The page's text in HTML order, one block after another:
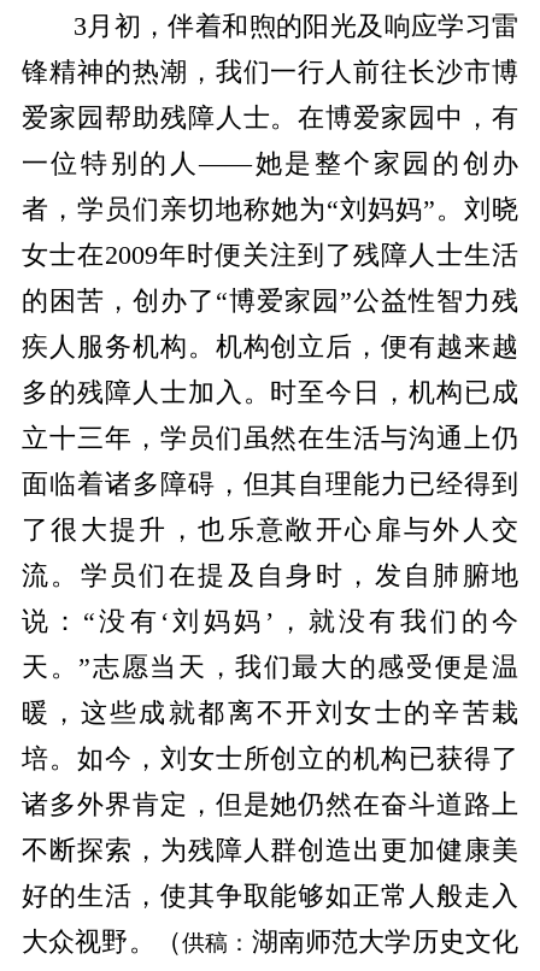
3月初，伴着和煦的阳光及响应学习雷
锋精神的热潮，我们一行人前往长沙市博
爱家园帮助残障人士。在博爱家园中，有
一位特别的人——她是整个家园的创办
者，学员们亲切地称她为“刘妈妈”。刘晓
女士在2009年时便关注到了残障人士生活
的困苦，创办了“博爱家园”公益性智力残
疾人服务机构。机构创立后，便有越来越
多的残障人士加入。时至今日，机构已成
立十三年，学员们虽然在生活与沟通上仍
面临着诸多障碍，但其自理能力已经得到
了很大提升，也乐意敞开心扉与外人交
流。学员们在提及自身时，发自肺腑地
说：“没有‘刘妈妈’，就没有我们的今
天。”志愿当天，我们最大的感受便是温
暖，这些成就都离不开刘女士的辛苦栽
培。如今，刘女士所创立的机构已获得了
诸多外界肯定，但是她仍然在奋斗道路上
不断探索，为残障人群创造出更加健康美
好的生活，使其争取能够如正常人般走入
大众视野。（供稿： 湖南师范大学历史文化